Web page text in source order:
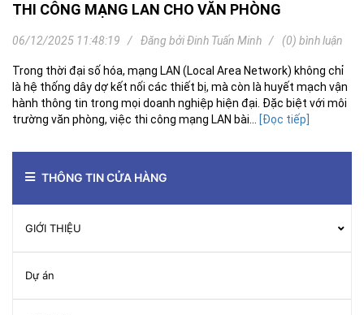
THÔNG TIN CỬA HÀNG
GIỚI THIỆU
Dự án
THI CÔNG MẠNG LAN CHO VĂN PHÒNG
06/12/2025 11:48:19 Đăng bởiĐinh Tuấn Minh (0) bình luận
Trong thời đại số hóa, mạng LAN (Local Area Network) không chỉ
là hệ thống dây dợ kết nối các thiết bị, mà còn là huyết mạch vận
hành thông tin trong mọi doanh nghiệp hiện đại. Đặc biệt với môi
trường văn phòng, việc thi công mạng LAN bài... [Đọc tiếp]